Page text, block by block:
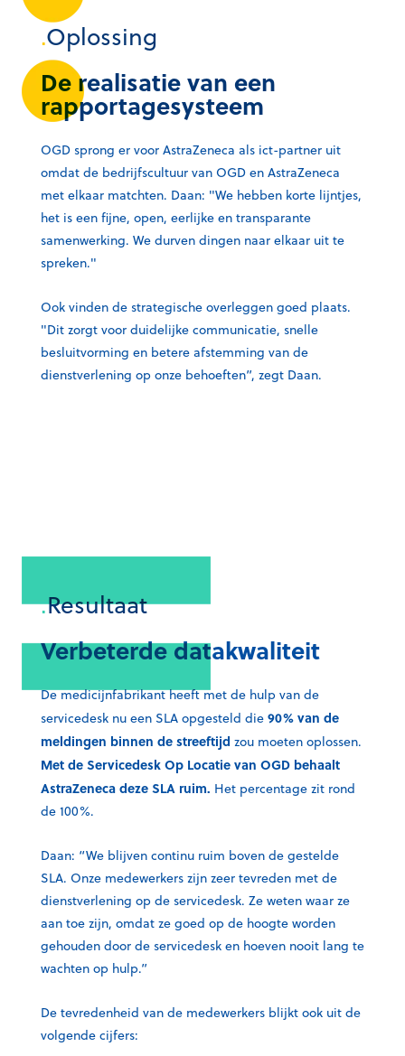
.Oplossing
De realisatie van een
rapportagesysteem
OGD sprong er voor AstraZeneca als ict-partner uit
omdat de bedrijfscultuur van OGD en AstraZeneca
met elkaar matchten. Daan: "We hebben korte lijntjes,
het is een fijne, open, eerlijke en transparante
samenwerking. We durven dingen naar elkaar uit te
spreken."
Ook vinden de strategische overleggen goed plaats.
"Dit zorgt voor duidelijke communicatie, snelle
besluitvorming en betere afstemming van de
dienstverlening op onze behoeften”, zegt Daan.
.Resultaat
Verbeterde datakwaliteit
De medicijnfabrikant heeft met de hulp van de
servicedesk nu een SLA opgesteld die 90% van de
meldingen binnen de streeftijd zou moeten oplossen.
Met de Servicedesk Op Locatie van OGD behaalt
AstraZeneca deze SLA ruim. Het percentage zit rond
de 100%.
Daan: “We blijven continu ruim boven de gestelde
SLA. Onze medewerkers zijn zeer tevreden met de
dienstverlening op de servicedesk. Ze weten waar ze
aan toe zijn, omdat ze goed op de hoogte worden
gehouden door de servicedesk en hoeven nooit lang te
wachten op hulp.”
De tevredenheid van de medewerkers blijkt ook uit de
volgende cijfers: